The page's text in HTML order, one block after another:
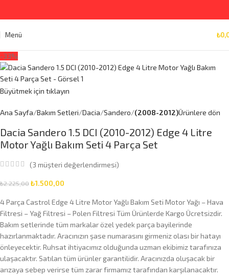
Menü ₺
-33%
Büyütmek için tıklayın
Ana Sayfa Bakım Setleri Dacia Sandero (2008-2012)Ürünlere dön
Dacia Sandero 1.5 DCI (2010-2012) Edge 4 Litre
Motor Yağlı Bakım Seti 4 Parça Set
(3 müşteri değerlendirmesi)
₺2.225,00₺1.500,00
4 Parça Castrol Edge 4 Litre Motor Yağlı Bakım Seti Motor Yağı – Hava
Filtresi – Yağ Filtresi – Polen Filtresi Tüm Ürünlerde Kargo Ücretsizdir.
Bakım setlerinde tüm markalar özel yedek parça bayilerinde
hazırlanmaktadır. Aracınızın şase numarasını girmeniz olası bir hatayı
önleyecektir. Ruhsat ihtiyacımız olduğunda uzman ekibimiz tarafınıza
ulaşacaktır. Satılan tüm ürünler garantilidir. Aracınızda oluşacak bir
arızaya sebep verirse tüm zarar firmamız tarafından karşılanacaktır.